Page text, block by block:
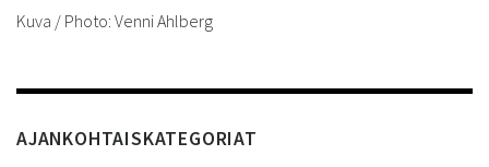
Kuva / Photo: Venni Ahlberg
AJANKOHTAISKATEGORIAT